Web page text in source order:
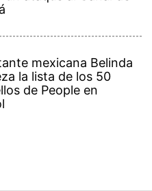
mexicana Belinda
la lista de los 50
de People en